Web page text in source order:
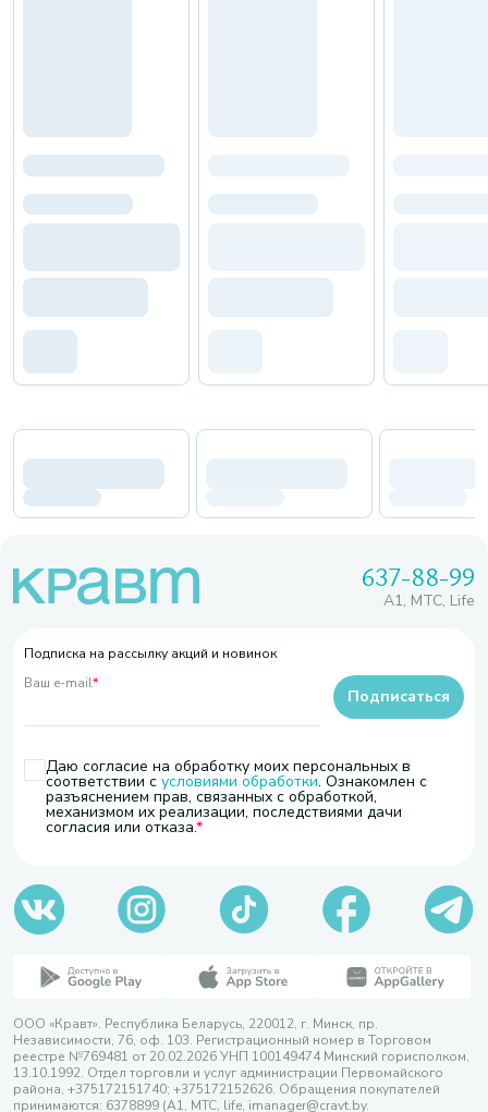
637-88-99
A1, МТС, Life
Подписка на рассылку акций и новинок
Ваш e-mail*
Даю согласие на обработку моих персональных в
соответствии с условиями обработки. Ознакомлен с
разъяснением прав, связанных с обработкой,
механизмом их реализации, последствиями дачи
согласия или отказа.
Подписаться
ООО «Кравт». Республика Беларусь, 220012, г. Минск, пр.
Независимости, 76, оф. 103. Регистрационный номер в Торговом
реестре №769481 от 20.02.2026 УНП 100149474 Минский горисполком,
13.10.1992. Отдел торговли и услуг администрации Первомайского
района, +375172151740; +375172152626. Обращения покупателей
принимаются: 6378899 (А1, МТС, life, imanager@cravt.by.